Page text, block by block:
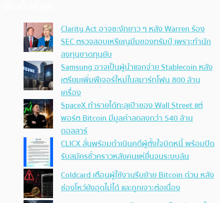
Clarity Act อาจชะงักยาว ๆ หลัง Warren ร้อง
SEC ตรวจสอบเหรียญมีมของทรัมป์ เพราะทำนัก
ลงทุนขาดทุนยับ
Samsung อาจเป็นผู้นำแจกจ่าย Stablecoin หลัง
เตรียมเพิ่มฟีเจอร์ใหม่ในสมาร์ทโฟน 800 ล้าน
เครื่อง
SpaceX ทำรายได้ทะลุเป้าของ Wall Street แต่
พอร์ต Bitcoin มีมูลค่าลดลงกว่า 540 ล้าน
ดอลลาร์
CLICX ลั่นพร้อมดำเนินคดีผู้ตั้งใจบิดหนี้ พร้อมปิด
รับสมัครชั่วคราวหลังคนแห่ยื่นจนระบบล้น
Coldcard เตือนผู้ใช้งานรีบย้าย Bitcoin ด่วน หลัง
ช่องโหว่ยังอุดไม่ได้ และถูกเจาะต่อเนื่อง